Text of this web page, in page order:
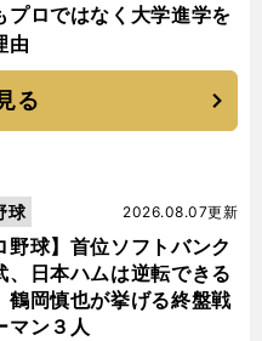
プロではなく大学進学を
由
る
野球】首位ソフトバンク
、日本ハムは逆転できる
岡慎也が挙げる終盤戦
マン３人
2026.08.07更新
球